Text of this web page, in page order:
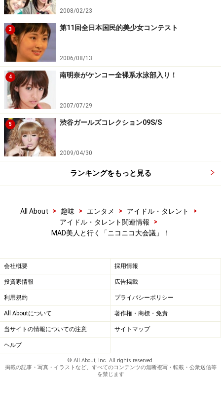
2008/02/23
3 第11回全日本国民的美少女コンテスト
2006/08/13
4 南明奈がケンコー全裸系水泳部入り！
2007/07/29
5 渋谷ガールズコレクション09S/S
2009/04/30
ランキングをもっと見る
All About > 趣味 > エンタメ > アイドル・タレント
>
アイドル・タレント関連情報
>
MAD美人と行く「ニコニコ大会議」！
会社概要 採用情報
投資家情報 広告掲載
利用規約 プライバシーポリシー
All Aboutについて 著作権・商標・免責
当サイトの情報についての注意 サイトマップ
ヘルプ
© All About, Inc. All rights reserved.
掲載の記事・写真・イラストなど、すべてのコンテンツの無断複写・転載・公衆送信等
を禁じます